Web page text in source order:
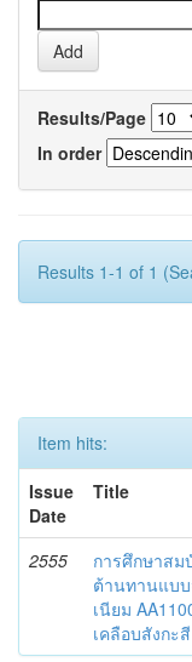
Results/Page
In order
Results 1-1 of 1
Item hits:
Issue
Date
Title
2555
การศึกษาสม
ต้านทานแบ
เนียม
เคลือบสังกะ